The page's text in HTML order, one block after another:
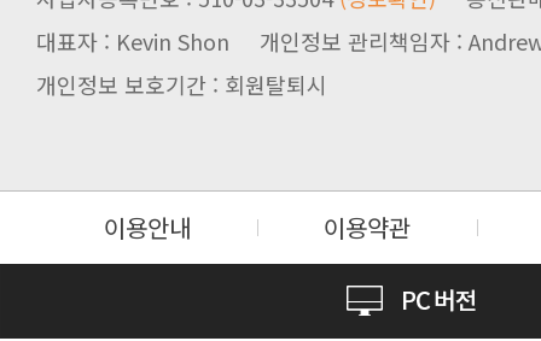
대표자 : Kevin Shon 개인정보 관리책임자 :
개인정보 보호기간 : 회원탈퇴시
이용안내 이용약관